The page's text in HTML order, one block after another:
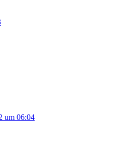
um 06:04